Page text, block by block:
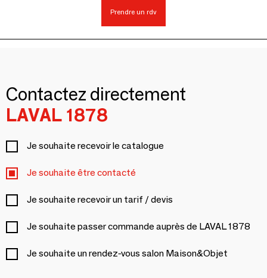
Prendre un rdv
Contactez directement
LAVAL 1878
Je souhaite recevoir le catalogue
Je souhaite être contacté
Je souhaite recevoir un tarif / devis
Je souhaite passer commande auprès de LAVAL 1878
Je souhaite un rendez-vous salon Maison&Objet